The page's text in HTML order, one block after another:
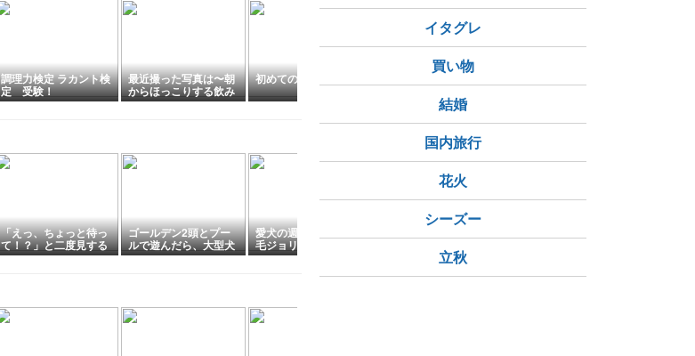
調理力検定 ラカント検
定 受験！
最近撮った写真は〜朝
からほっこりする飲み
物〜
初めてのパニック発作 人工甘味料は危険⁉️発
ガン性だけではないデ ンドケーキ／米粉のバ
クコの実
「えっ、ちょっと待っ
て！？」と二度見する
ぐらいかわいすぎる犬
ゴールデン2頭とプー
ルで遊んだら、大型犬
3頭のわちゃわちゃが
愛犬の週末の恒例は、
毛ジョリジョリw 今週
末からはJリーグも開
がらやろっとw
的はやっぱりコレでし
イタグレ
買い物
結婚
国内旅行
花火
シーズー
立秋